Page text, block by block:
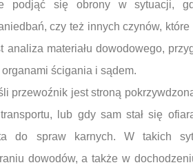
podjąć się obrony w sytuacji,
czy też innych czynów,
analiza materiału dowodowego,
ścigania i sądem.
przewoźnik jest stroną
lub gdy sam stał się
do spraw karnych. W takich
dowodów, a także w